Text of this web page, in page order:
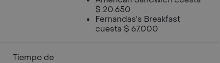
$ 20.650
Fernandas's Breakfast
cuesta $ 67.000
Tiempo de